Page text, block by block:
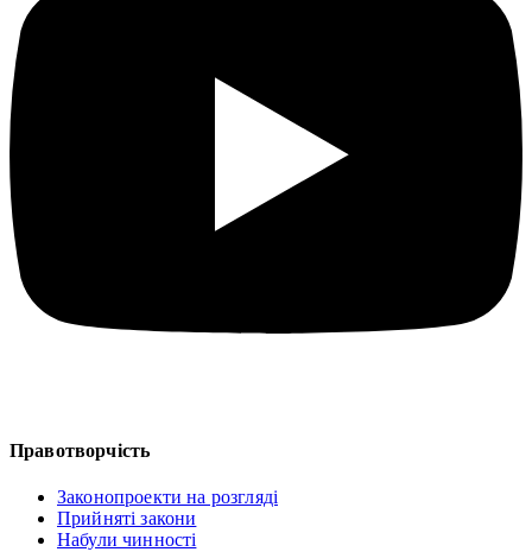
Правотворчість
Законопроекти на розгляді
Прийняті закони
Набули чинності